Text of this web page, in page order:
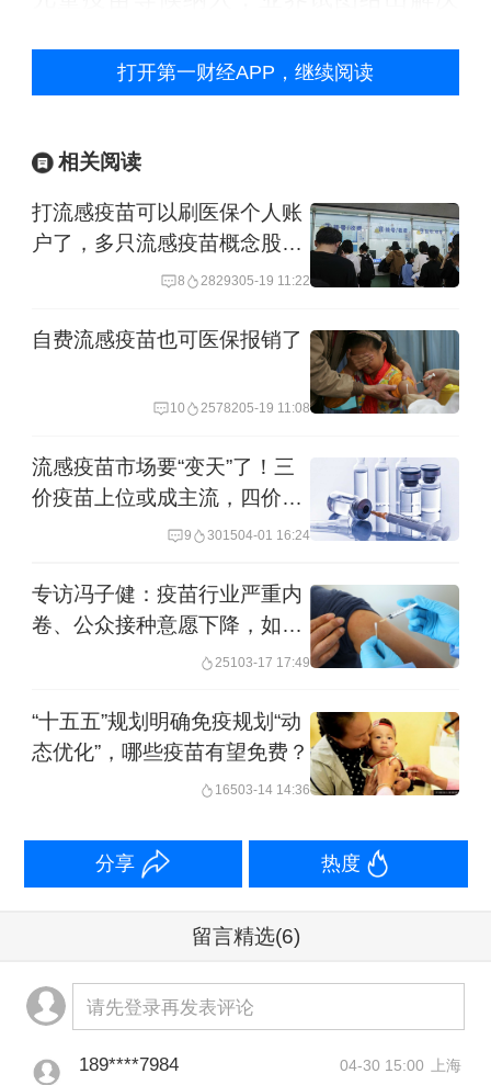
苗一起推荐、健全地方上责任考核机
口，统筹规划新疫苗纳入的优先顺序，
建立常态化的扩容机制，以增加接种的
制度刚性等。
近年来，逐步有一些非国家免疫规划疫
苗进入地方公费市场，但这些由地方政
府埋单的“公费苗”，尤其是成人疫苗，接
种率却总体不容乐观。
流感疫苗是一个典型。去年9月，全国公
共资源交易平台（北京）发布了2025年
北京流感疫苗免疫类和非免疫类招标采
购项目的中标公告，其中，上海生物制
品研究所的三价流感疫苗以5.5元/支
的“冰点价”中标。
免费流感疫苗的覆盖人群。以北京为
例，当地流感疫苗免费接种政策所覆盖
的重点人群已从60岁以上人群、在校中
小学生，扩大至医务人员、教师、养老
打开第一财经APP，继续阅读
相关阅读
打流感疫苗可以刷医保个人账
户了，多只流感疫苗概念股盘
8 2829305-19 11:22
自费流感疫苗也可医保报销了
10 2578205-19 11:08
流感疫苗市场要“变天”了！三
价疫苗上位或成主流，四价疫
9 301504-01 16:24
专访冯子健：疫苗行业严重内
卷、公众接种意愿下降，如何
25103-17 17:49
“十五五”规划明确免疫规划“动
态优化”，哪些疫苗有望免费？
16503-14 14:36
分享 热度
留言精选(6)
请先登录再发表评论
189****7984 04-30 15:00 上海